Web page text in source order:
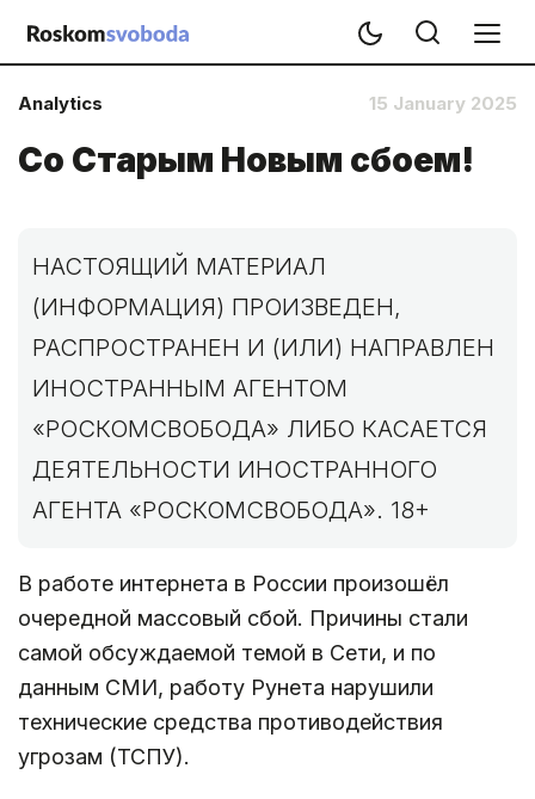
Analytics 15 January 2025
Со Старым Новым сбоем!
НАСТОЯЩИЙ МАТЕРИАЛ
(ИНФОРМАЦИЯ) ПРОИЗВЕДЕН,
РАСПРОСТРАНЕН И (ИЛИ) НАПРАВЛЕН
ИНОСТРАННЫМ АГЕНТОМ
«РОСКОМСВОБОДА» ЛИБО КАСАЕТСЯ
ДЕЯТЕЛЬНОСТИ ИНОСТРАННОГО
АГЕНТА «РОСКОМСВОБОДА». 18+
В работе интернета в России произошёл
очередной массовый сбой. Причины стали
самой обсуждаемой темой в Сети, и по
данным СМИ, работу Рунета нарушили
технические средства противодействия
угрозам (ТСПУ).